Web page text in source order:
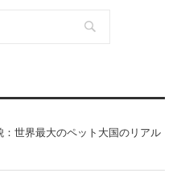
世界最大のペット大国のリアル